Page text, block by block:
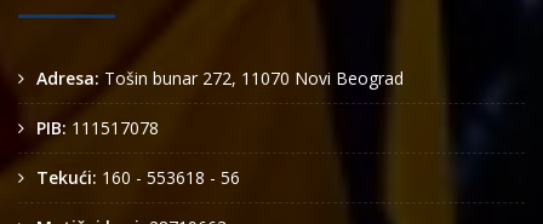
Adresa: Tošin bunar 272, 11070 Novi Beograd
PIB: 111517078
Tekući: 160 - 553618 - 56